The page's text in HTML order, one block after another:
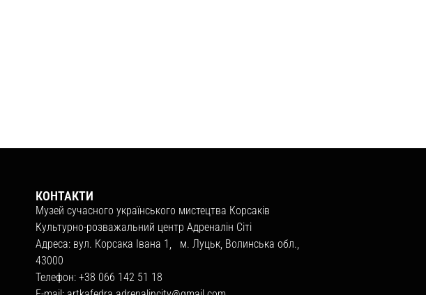
КОНТАКТИ
Музей сучасного українського мистецтва Корсаків
Культурно-розважальний центр Адреналін Сіті
Адреса: вул. Корсака Івана 1, м. Луцьк, Волинська обл.,
43000
Телефон: +38 066 142 51 18